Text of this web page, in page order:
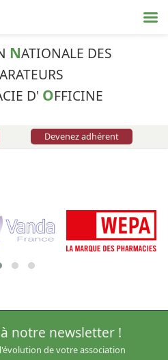
NATIONALE DES
D' OFFICINE
Devenez adhérent
notre newsletter !
de votre association